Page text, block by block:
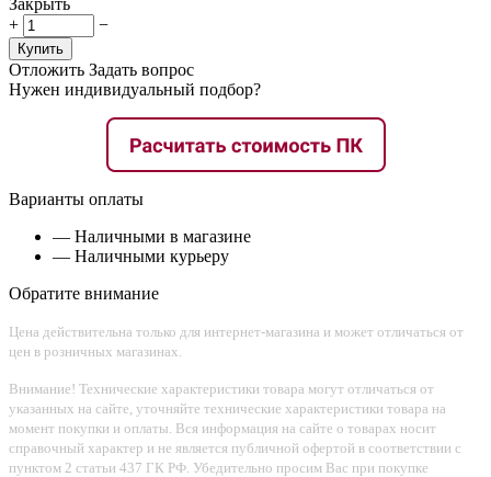
+
−
Купить
Отложить Задать вопрос
Нужен индивидуальный подбор?
Варианты оплаты
— Наличными в магазине
— Наличными курьеру
Обратите внимание
Цена действительна только для интернет-магазина и может отличаться от
цен в розничных магазинах.
Внимание! Технические характеристики товара могут отличаться от
указанных на сайте, уточняйте технические характеристики товара на
момент покупки и оплаты. Вся информация на сайте о товарах носит
справочный характер и не является публичной офертой в соответствии с
пунктом 2 статьи 437 ГК РФ. Убедительно просим Вас при покупке